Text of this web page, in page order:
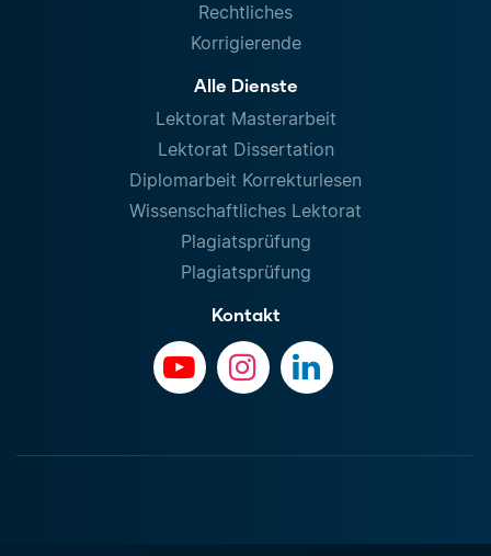
Rechtliches
Korrigierende
Alle Dienste
Lektorat Masterarbeit
Lektorat Dissertation
Diplomarbeit Korrekturlesen
Wissenschaftliches Lektorat
Plagiatsprüfung
Plagiatsprüfung
Kontakt